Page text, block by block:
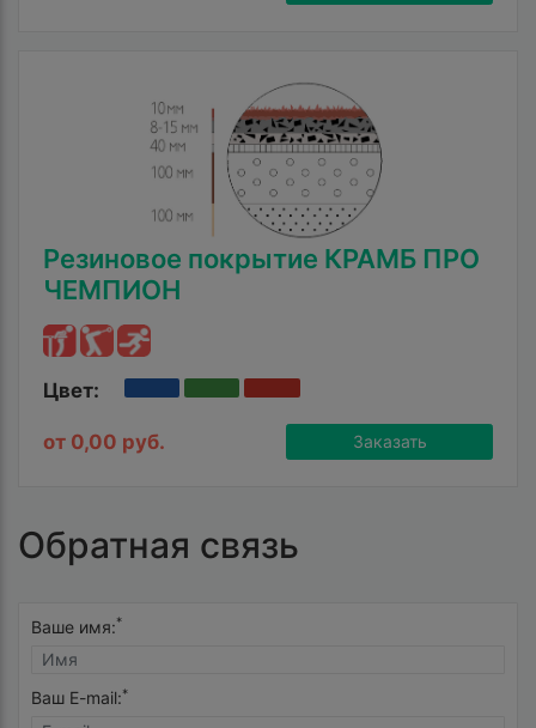
Резиновое покрытие КРАМБ ПРО
ЧЕМПИОН
Цвет:
от 0,00 руб. Заказать
Обратная связь
Ваше имя:*
Ваш E-mail:*